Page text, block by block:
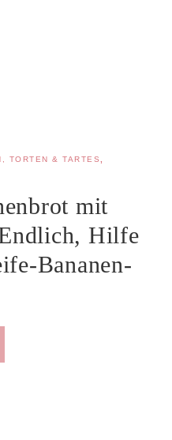
TORTEN & TARTES
mit
Hilfe
Bananen-